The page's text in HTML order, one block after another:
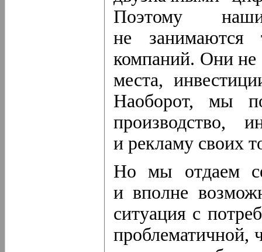
Поэтому
не занимаются
компаний. Они не
места,
Наоборот, мы
производство,
и рекламу своих
Но мы отдаем
и вполне
ситуация с
проблематичной,